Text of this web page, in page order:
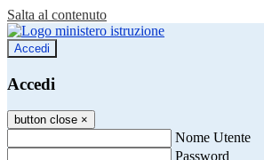
Salta al contenuto
Accedi
Accedi
button close ×
Nome Utente
Password